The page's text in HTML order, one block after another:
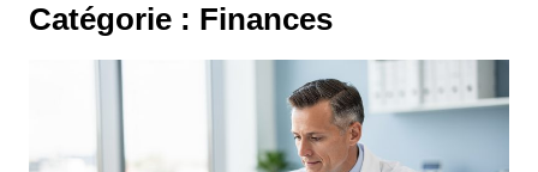
Catégorie : Finances